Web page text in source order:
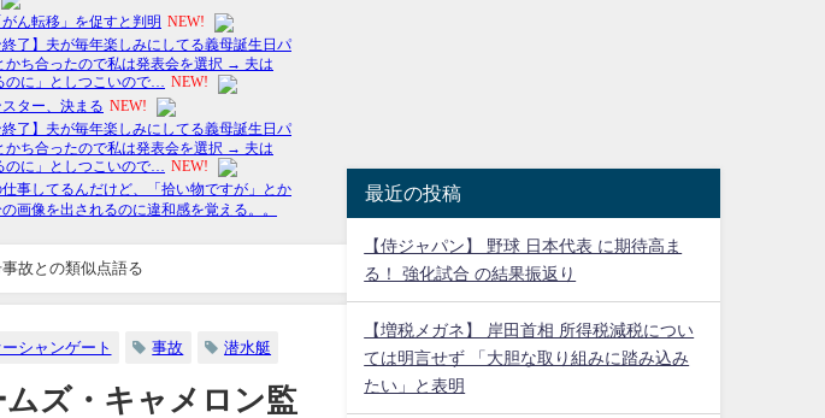
故との類似点語る
ーシャンゲート 事故 潜水艇
ムズ・キャメロン監
最近の投稿
【侍ジャパン】 野球 日本代表 に期待高ま
る！ 強化試合 の結果振返り
【増税メガネ】 岸田首相 所得税減税につい
ては明言せず 「大胆な取り組みに踏み込み
たい」と表明